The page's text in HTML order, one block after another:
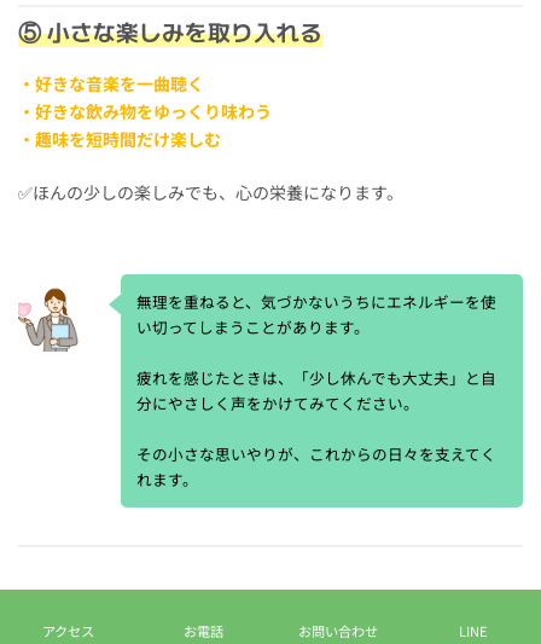
⑤ 小さな楽しみを取り入れる
・好きな音楽を一曲聴く
・好きな飲み物をゆっくり味わう
・趣味を短時間だけ楽しむ
✅ほんの少しの楽しみでも、心の栄養になります。
無理を重ねると、気づかないうちにエネルギーを使
い切ってしまうことがあります。
疲れを感じたときは、「少し休んでも大丈夫」と自
分にやさしく声をかけてみてください。
その小さな思いやりが、これからの日々を支えてく
れます。
アクセス お電話 お問い合わせ LINE